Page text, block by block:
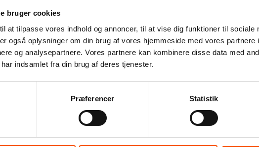
bruger cookies
at tilpasse vores indhold og annoncer, til at vise dig funktioner til sociale
også oplysninger om din brug af vores hjemmeside med vores partnere
og analysepartnere. Vores partnere kan kombinere disse data med
indsamlet fra din brug af deres tjenester.
Præferencer Statistik